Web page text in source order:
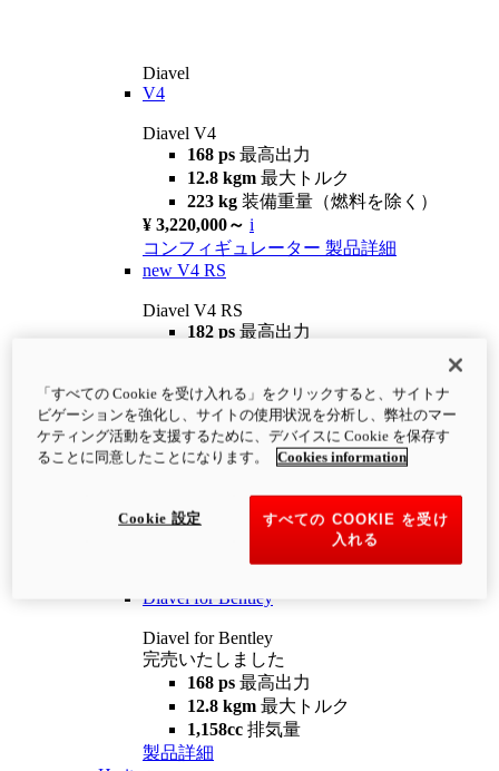
Diavel
V4
Diavel V4
168 ps 最高出力
12.8 kgm 最大トルク
223 kg 装備重量（燃料を除く）
¥ 3,220,000～ i
コンフィギュレーター 製品詳細
new V4 RS
Diavel V4 RS
182 ps 最高出力
¥4,400,000 i
コンフィギュレーター 製品詳細
newV4 RS 100
12.2 kgm
最大トルク
装備重量（燃料を除く）
Diavel for Bentley
Diavel for Bentley
完売いたしました
168 ps 最高出力
12.8 kgm 最大トルク
1,158cc 排気量
製品詳細
「すべての Cookie を受け入れる」をクリックすると、サイトナ
ビゲーションを強化し、サイトの使用状況を分析し、弊社のマー
ケティング活動を支援するために、デバイスに Cookie を保存す
ることに同意したことになります。
Cookies information
すべての COOKIE を受け
入れる
Cookie 設定